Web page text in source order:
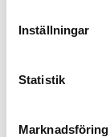
Inställningar
Statistik
Marknadsföring
Genom att gå